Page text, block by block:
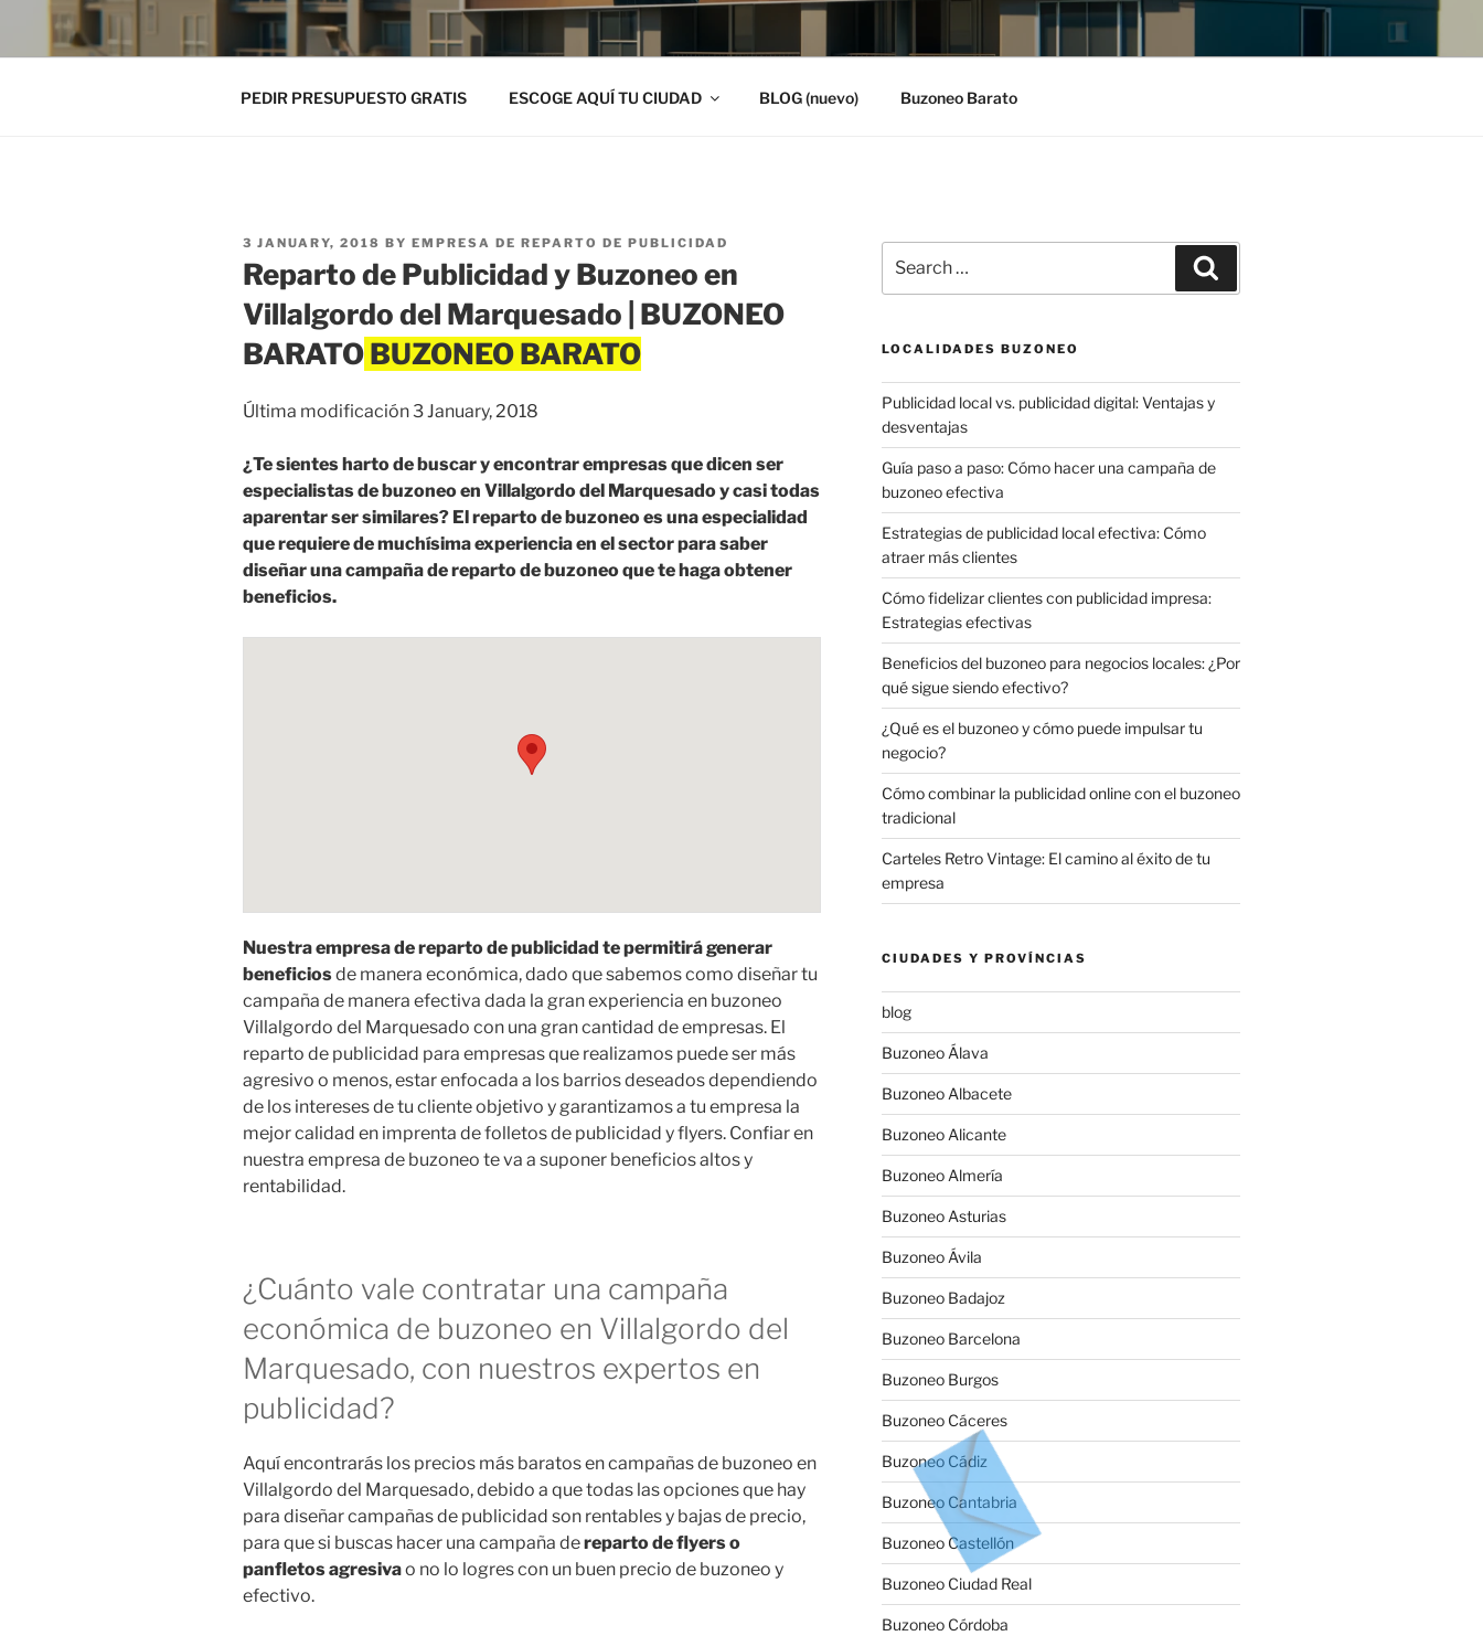
PEDIR PRESUPUESTO GRATIS ESCOGE AQUÍ TU CIUDAD BLOG (nuevo) Buzoneo Barato
POSTED
ON
3 JANUARY, 2018 BY EMPRESA DE REPARTO DE PUBLICIDAD
Reparto de Publicidad y Buzoneo en
Villalgordo del Marquesado | BUZONEO
BARATO
Última modificación 3 January, 2018
¿Te sientes harto de buscar y encontrar empresas que dicen ser
especialistas de buzoneo en Villalgordo del Marquesado y casi todas
aparentar ser similares? El reparto de buzoneo es una especialidad
que requiere de muchísima experiencia en el sector para saber
diseñar una campaña de reparto de buzoneo que te haga obtener
beneficios.
Nuestra empresa de reparto de publicidad te permitirá generar
beneficiosde manera económica, dado que sabemos como diseñar tu
campaña de manera efectiva dada la gran experiencia en buzoneo
Villalgordo del Marquesado con una gran cantidad de empresas. El
reparto de publicidad para empresas que realizamos puede ser más
agresivo o menos, estar enfocada a los barrios deseados dependiendo
de los intereses de tu cliente objetivo y garantizamos a tu empresa la
mejor calidad en imprenta de folletos de publicidad y flyers. Confiar en
nuestra empresa de buzoneo te va a suponer beneficios altos y
rentabilidad.
¿Cuánto vale contratar una campaña
económica de buzoneo en Villalgordo del
Marquesado, con nuestros expertos en
publicidad?
Aquí encontrarás los precios más baratos en campañas de buzoneo en
Villalgordo del Marquesado, debido a que todas las opciones que hay
para diseñar campañas de publicidad son rentables y bajas de precio,
para que si buscas hacer una campaña dereparto de flyers o
panfletos agresivao no lo logres con un buen precio de buzoneo y
efectivo.
for:
LOCALIDADES BUZONEO
Publicidad local vs. publicidad digital: Ventajas y
desventajas
Guía paso a paso: Cómo hacer una campaña de
buzoneo efectiva
Estrategias de publicidad local efectiva: Cómo
atraer más clientes
Cómo fidelizar clientes con publicidad impresa:
Estrategias efectivas
Beneficios del buzoneo para negocios locales: ¿Por
qué sigue siendo efectivo?
¿Qué es el buzoneo y cómo puede impulsar tu
negocio?
Cómo combinar la publicidad online con el buzoneo
tradicional
Carteles Retro Vintage: El camino al éxito de tu
empresa
CIUDADES Y PROVÍNCIAS
blog
Buzoneo Álava
Buzoneo Albacete
Buzoneo Alicante
Buzoneo Almería
Buzoneo Asturias
Buzoneo Ávila
Buzoneo Badajoz
Buzoneo Barcelona
Buzoneo Burgos
Buzoneo Cáceres
Buzoneo Cádiz
Buzoneo Cantabria
Buzoneo Castellón
Buzoneo Ciudad Real
Buzoneo Córdoba